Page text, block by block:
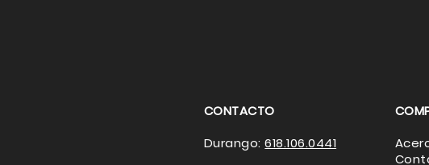
CONTACTO
Durango:618.106.0441